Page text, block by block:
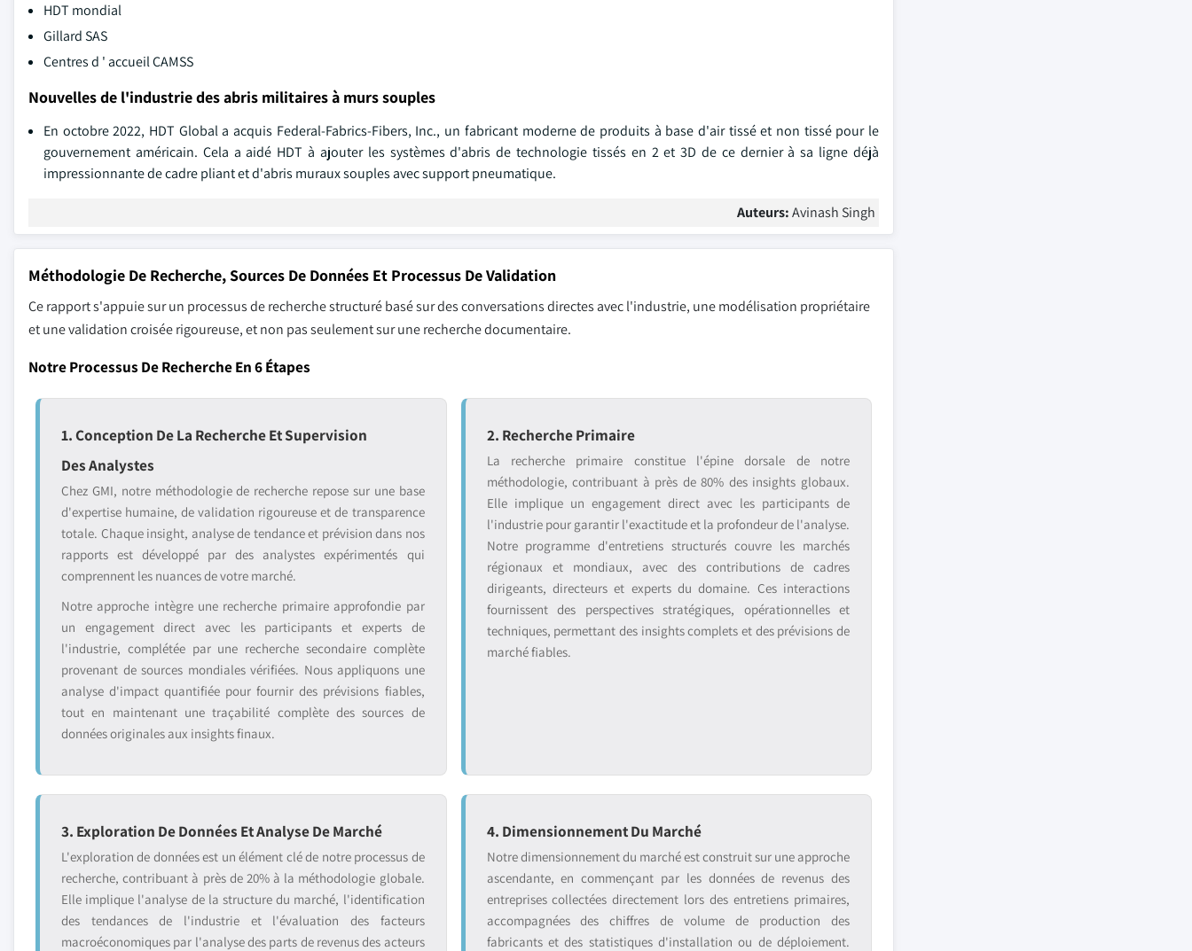
HDT mondial
Gillard SAS
Centres d ' accueil CAMSS
Nouvelles de l'industrie des abris militaires à murs souples
En octobre 2022, HDT Global a acquis Federal-Fabrics-Fibers, Inc., un fabricant moderne de produits à base d'air tissé et non tissé pour le
gouvernement américain. Cela a aidé HDT à ajouter les systèmes d'abris de technologie tissés en 2 et 3D de ce dernier à sa ligne déjà
impressionnante de cadre pliant et d'abris muraux souples avec support pneumatique.
Auteurs:Avinash Singh
Méthodologie De Recherche, Sources De Données Et Processus De Validation
Ce rapport s'appuie sur un processus de recherche structuré basé sur des conversations directes avec l'industrie, une modélisation propriétaire
et une validation croisée rigoureuse, et non pas seulement sur une recherche documentaire.
Notre Processus De Recherche En 6 Étapes
1. Conception De La Recherche Et Supervision
Des Analystes
Chez GMI, notre méthodologie de recherche repose sur une base
d'expertise humaine, de validation rigoureuse et de transparence
totale. Chaque insight, analyse de tendance et prévision dans nos
rapports est développé par des analystes expérimentés qui
comprennent les nuances de votre marché.
Notre approche intègre une recherche primaire approfondie par
un engagement direct avec les participants et experts de
l'industrie, complétée par une recherche secondaire complète
provenant de sources mondiales vérifiées. Nous appliquons une
analyse d'impact quantifiée pour fournir des prévisions fiables,
tout en maintenant une traçabilité complète des sources de
données originales aux insights finaux.
2. Recherche Primaire
La recherche primaire constitue l'épine dorsale de notre
méthodologie, contribuant à près de 80% des insights globaux.
Elle implique un engagement direct avec les participants de
l'industrie pour garantir l'exactitude et la profondeur de l'analyse.
Notre programme d'entretiens structurés couvre les marchés
régionaux et mondiaux, avec des contributions de cadres
dirigeants, directeurs et experts du domaine. Ces interactions
fournissent des perspectives stratégiques, opérationnelles et
techniques, permettant des insights complets et des prévisions de
marché fiables.
3. Exploration De Données Et Analyse De Marché
L'exploration de données est un élément clé de notre processus de
recherche, contribuant à près de 20% à la méthodologie globale.
Elle implique l'analyse de la structure du marché, l'identification
des tendances de l'industrie et l'évaluation des facteurs
macroéconomiques par l'analyse des parts de revenus des acteurs
4. Dimensionnement Du Marché
Notre dimensionnement du marché est construit sur une approche
ascendante, en commençant par les données de revenus des
entreprises collectées directement lors des entretiens primaires,
accompagnées des chiffres de volume de production des
fabricants et des statistiques d'installation ou de déploiement.